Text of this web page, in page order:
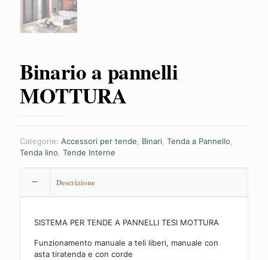
Binario a pannelli
MOTTURA
Categorie: Accessori per tende Binari Tenda a Pannello
Tenda lino Tende Interne
Descrizione
SISTEMA PER TENDE A PANNELLI TESI MOTTURA
Funzionamento manuale a teli liberi, manuale con
asta tiratenda e con corde